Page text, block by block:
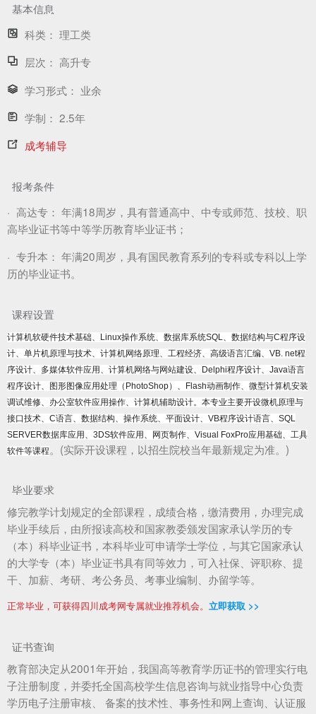
基本信息
科类： 理工类
层次： 高升专
学习形式： 业余
学制： 2.5年
成考辅导
报考条件
· 高达专： 年满18周岁，具有普通高中、中专或师范、技校、职
高毕业证书等中等学历教育毕业证书；
· 专升本： 年满20周岁，具有国民教育系列的专科或专科以上学
历的毕业证书。
课程设置
计算机软硬件技术基础、Linux操作系统、数据库系统SQL、数据结构与C程序设
计、单片机原理与技术、计算机网络原理、工程经济、高级语言汇编、VB. net程
序设计、多媒体软件应用、计算机网络与网站建设、Delphi程序设计、Java语言
程序设计、图形图像应用处理（PhotoShop）、Flash动画制作、微型计算机安装
调试维修、办公室软件应用操作、计算机辅助设计。本专业主要开设微机原理与
接口技术、C语言、数据结构、操作系统、平面设计、VB程序设计语言、SQL
SERVER数据库应用、3DS软件应用、网页制作、Visual FoxPro应用基础、工具
软件等课程 。(实际开设课程，以招生院校当年最新规定为准。)
毕业要求
修完教学计划规定的全部课程，成绩合格，缴清费用，办理完成
毕业手续后，由所报读高校和国家教委颁发国家承认学历的专
（本）科毕业证书，本科毕业可申请学士学位，与其它国家承认
的大学专（本）毕业证书具有同等效力，可入社保、评职称、提
干、加薪、考研、考公务员、考事业编制、办留学等。
正常毕业，可获得四川成考网专属就业推荐机会。 立即获取 >>
证书查询
教育部决定从2001年开始，我国高等教育学历证书的管理实行电
子注册制度，并委托全国高校学生信息咨询与就业指导中心负责
学历电子注册审核、 备案的技术性、事务性和网上查询、认证服